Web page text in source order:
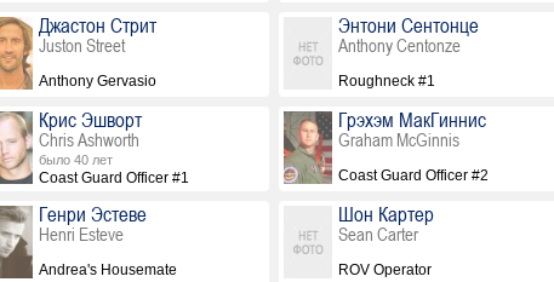
Джастон Стрит
Juston Street
Anthony Gervasio
Энтони Сентонце
Anthony Centonze
Roughneck #1
Крис Эшворт
Chris Ashworth
было 40 лет
Coast Guard Officer #1
Грэхэм МакГиннис
Graham McGinnis
Coast Guard Officer #2
Генри Эстеве
Henri Esteve
Andrea's Housemate
Шон Картер
Sean Carter
ROV Operator